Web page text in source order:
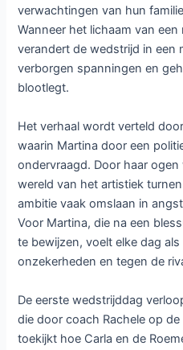
verwachtingen van hun
Wanneer het lichaam van
verandert de wedstrijd in een
verborgen spanningen en
blootlegt.
Het verhaal wordt verteld
waarin Martina door een
ondervraagd. Door haar
wereld van het artistiek
ambitie vaak omslaan in
Voor Martina, die na een
te bewijzen, voelt elke dag
onzekerheden en tegen de
De eerste wedstrijddag
die door coach Rachele op
toekijkt hoe Carla en de